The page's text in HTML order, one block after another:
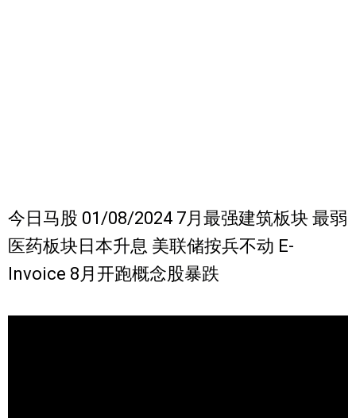
今日马股 01/08/2024 7月最强建筑板块 最弱
医药板块日本升息 美联储按兵不动 E-
Invoice 8月开跑概念股暴跌